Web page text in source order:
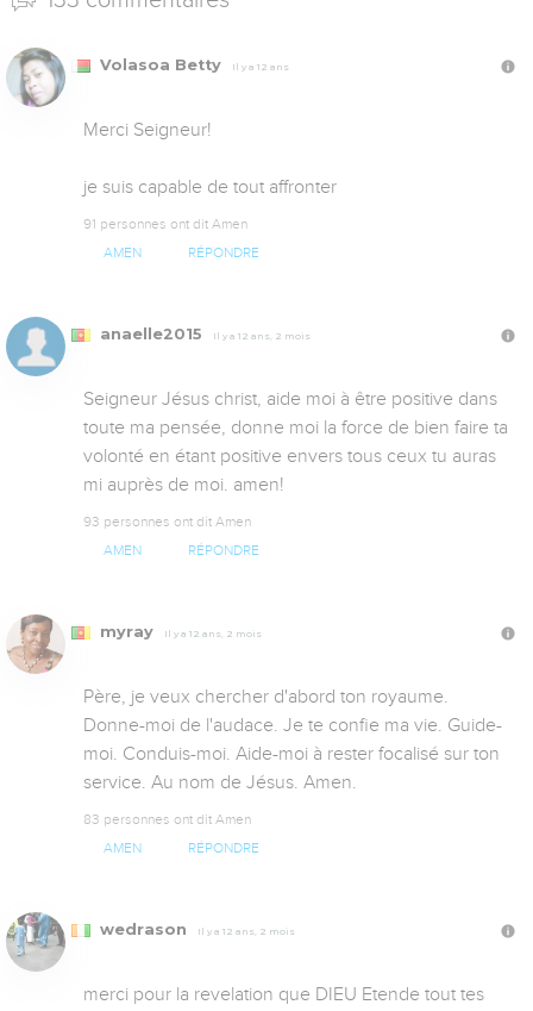
Volasoa Betty Il y a 12 ans
Merci Seigneur!
je suis capable de tout affronter
91 personnes ont dit Amen
AMEN RÉPONDRE
anaelle2015 Il y a 12 ans, 2 mois
Seigneur Jésus christ, aide moi à être positive dans
toute ma pensée, donne moi la force de bien faire ta
volonté en étant positive envers tous ceux tu auras
mi auprès de moi. amen!
93 personnes ont dit Amen
AMEN RÉPONDRE
myray Il y a 12 ans, 2 mois
Père, je veux chercher d'abord ton royaume.
Donne-moi de l'audace. Je te confie ma vie. Guide-
moi. Conduis-moi. Aide-moi à rester focalisé sur ton
service. Au nom de Jésus. Amen.
83 personnes ont dit Amen
AMEN RÉPONDRE
wedrason Il y a 12 ans, 2 mois
merci pour la revelation que DIEU Etende tout tes